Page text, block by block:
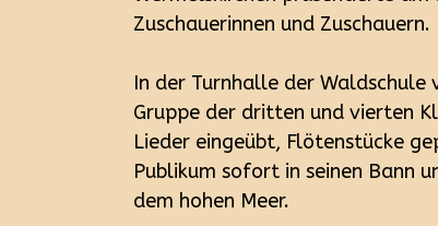
Zuschauerinnen und Zuschauern.
In der Turnhalle der
Gruppe der dritten und vierten
Lieder eingeübt, Flötenstücke
Publikum sofort in seinen Bann
dem hohen Meer.